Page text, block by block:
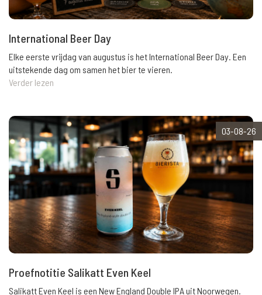
International Beer Day
Elke eerste vrijdag van augustus is het International Beer Day. Een
uitstekende dag om samen het bier te vieren.
Verder lezen
03-08-26
Proefnotitie Salikatt Even Keel
Salikatt Even Keel is een New England Double IPA uit Noorwegen.